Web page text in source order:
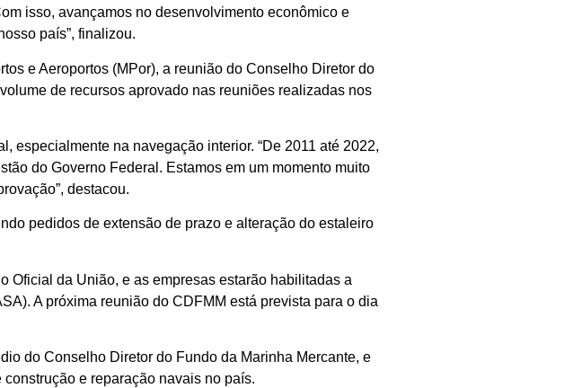
isso, avançamos no desenvolvimento econômico e
país”, finalizou.
e Aeroportos (MPor), a reunião do Conselho Diretor do
de recursos aprovado nas reuniões realizadas nos
especialmente na navegação interior. “De 2011 até 2022,
do Governo Federal. Estamos em um momento muito
destacou.
pedidos de extensão de prazo e alteração do estaleiro
Oficial da União, e as empresas estarão habilitadas a
A próxima reunião do CDFMM está prevista para o dia
do Conselho Diretor do Fundo da Marinha Mercante, e
e reparação navais no país.